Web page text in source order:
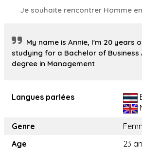
Je souhaite rencontrer Homme
My name is Annie, I'm 20 years
studying for a Bachelor of Business
degree in Management
Langues parlées
Genre
Age
23